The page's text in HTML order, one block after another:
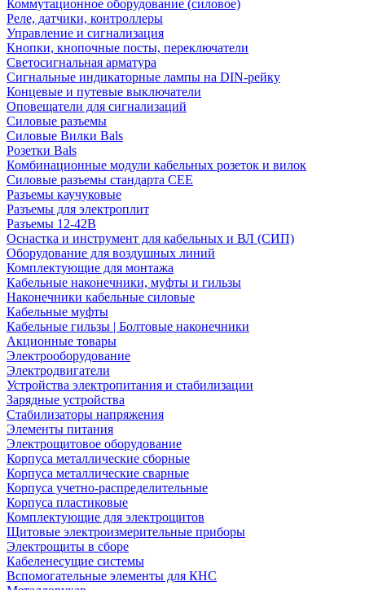
Коммутационное оборудование (силовое)
Реле, датчики, контроллеры
Управление и сигнализация
Кнопки, кнопочные посты, переключатели
Светосигнальная арматура
Сигнальные индикаторные лампы на DIN-рейку
Концевые и путевые выключатели
Оповещатели для сигнализаций
Силовые разъемы
Силовые Вилки Bals
Розетки Bals
Комбинационные модули кабельных розеток и вилок
Силовые разъемы стандарта CEE
Разъемы каучуковые
Разъемы для электроплит
Разъемы 12-42В
Оснастка и инструмент для кабельных и ВЛ (СИП)
Оборудование для воздушных линий
Комплектующие для монтажа
Кабельные наконечники, муфты и гильзы
Наконечники кабельные силовые
Кабельные муфты
Кабельные гильзы | Болтовые наконечники
Акционные товары
Электрооборудование
Электродвигатели
Устройства электропитания и стабилизации
Зарядные устройства
Стабилизаторы напряжения
Элементы питания
Электрощитовое оборудование
Корпуса металлические сборные
Корпуса металлические сварные
Корпуса учетно-распределительные
Корпуса пластиковые
Комплектующие для электрощитов
Щитовые электроизмерительные приборы
Электрощиты в сборе
Кабеленесущие системы
Вспомогательные элементы для КНС